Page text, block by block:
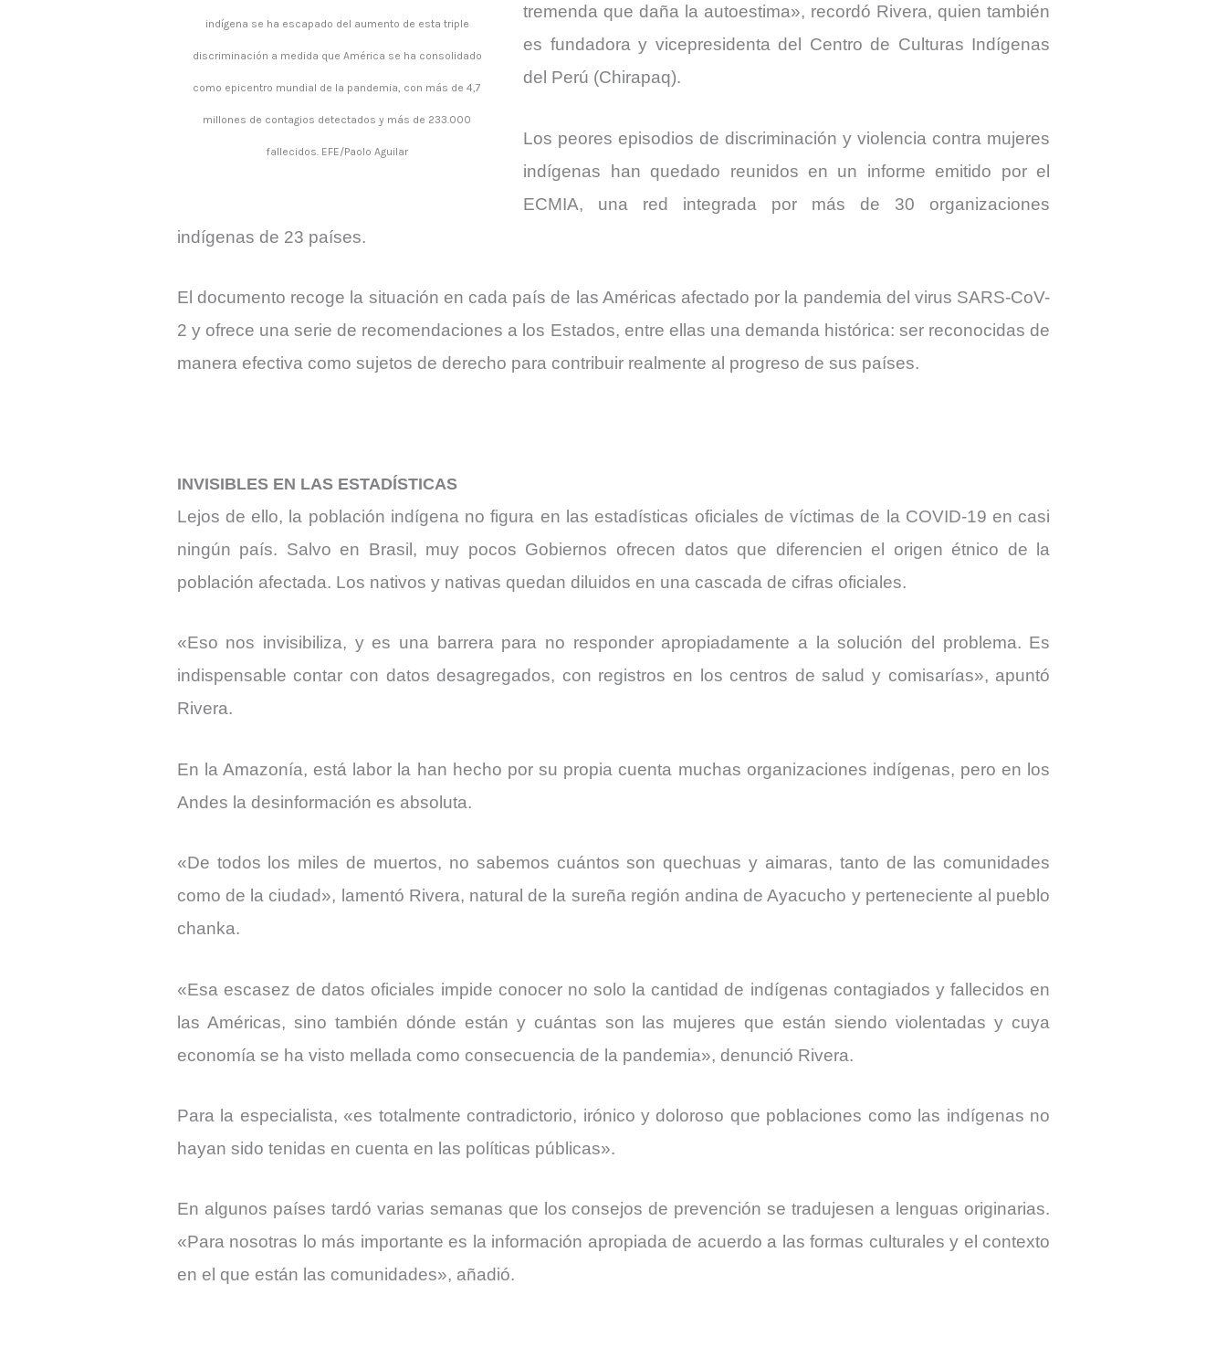
indígena se ha escapado del aumento de esta triple
discriminación a medida que América se ha consolidado
como epicentro mundial de la pandemia, con más de 4,7
millones de contagios detectados y más de 233.000
fallecidos. EFE/Paolo Aguilar
tremenda que daña la autoestima», recordó Rivera, quien también
es fundadora y vicepresidenta del Centro de Culturas Indígenas
del Perú (Chirapaq).
Los peores episodios de discriminación y violencia contra mujeres
indígenas han quedado reunidos en un informe emitido por el
ECMIA, una red integrada por más de 30 organizaciones
indígenas de 23 países.
El documento recoge la situación en cada país de las Américas afectado por la pandemia del virus SARS-CoV-
2 y ofrece una serie de recomendaciones a los Estados, entre ellas una demanda histórica: ser reconocidas de
manera efectiva como sujetos de derecho para contribuir realmente al progreso de sus países.
INVISIBLES EN LAS ESTADÍSTICAS
Lejos de ello, la población indígena no figura en las estadísticas oficiales de víctimas de la COVID-19 en casi
ningún país. Salvo en Brasil, muy pocos Gobiernos ofrecen datos que diferencien el origen étnico de la
población afectada. Los nativos y nativas quedan diluidos en una cascada de cifras oficiales.
«Eso nos invisibiliza, y es una barrera para no responder apropiadamente a la solución del problema. Es
indispensable contar con datos desagregados, con registros en los centros de salud y comisarías», apuntó
Rivera.
En la Amazonía, está labor la han hecho por su propia cuenta muchas organizaciones indígenas, pero en los
Andes la desinformación es absoluta.
«De todos los miles de muertos, no sabemos cuántos son quechuas y aimaras, tanto de las comunidades
como de la ciudad», lamentó Rivera, natural de la sureña región andina de Ayacucho y perteneciente al pueblo
chanka.
«Esa escasez de datos oficiales impide conocer no solo la cantidad de indígenas contagiados y fallecidos en
las Américas, sino también dónde están y cuántas son las mujeres que están siendo violentadas y cuya
economía se ha visto mellada como consecuencia de la pandemia», denunció Rivera.
Para la especialista, «es totalmente contradictorio, irónico y doloroso que poblaciones como las indígenas no
hayan sido tenidas en cuenta en las políticas públicas».
En algunos países tardó varias semanas que los consejos de prevención se tradujesen a lenguas originarias.
«Para nosotras lo más importante es la información apropiada de acuerdo a las formas culturales y el contexto
en el que están las comunidades», añadió.